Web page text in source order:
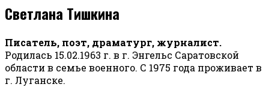
Светлана Тишкина
Писатель, поэт, драматург, журналист.
Родилась 15.02.1963 г. в г. Энгельс Саратовской
области в семье военного. С 1975 года проживает в
г. Луганске.